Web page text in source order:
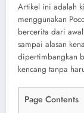
Artikel ini adalah
menggunakan
bercerita dari
sampai alasan
dipertimbangkan
kencang tanpa
Page Contents